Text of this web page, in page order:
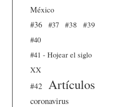
México
#36
#37 #38
#39
#40
#41 - Hojear el siglo
XX
#42
Artículos
coronavirus